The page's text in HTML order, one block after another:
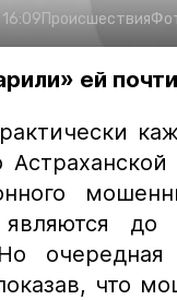
Происшествия
ей
являются
очередная
что